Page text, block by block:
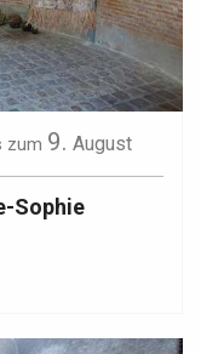
zum 9. August
Sophie